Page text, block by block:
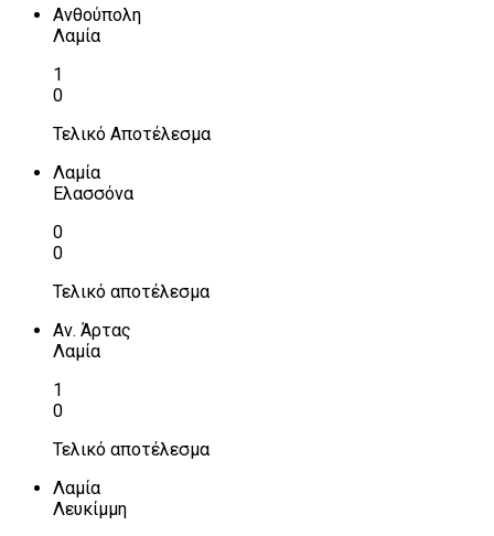
Ανθούπολη
Λαμία
1
0
Τελικό Αποτέλεσμα
Λαμία
Ελασσόνα
0
0
Τελικό αποτέλεσμα
Αν. Άρτας
Λαμία
1
0
Τελικό αποτέλεσμα
Λαμία
Λευκίμμη